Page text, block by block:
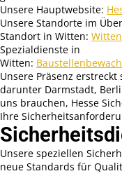
Unsere Hauptwebsite:
Unsere Standorte im
Standort in Witten: Witten
Spezialdienste in
Witten:
Unsere Präsenz
darunter Darmstadt,
uns brauchen, Hesse
Ihre
Unsere speziellen
neue Standards für